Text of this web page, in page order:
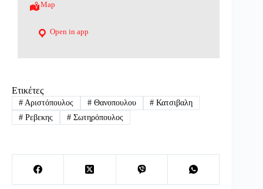
Map
Open in app
Ετικέτες
#Αριστόπουλος #Θανοπουλου # Κατσιβαλη
#Ρεβεκης #Σωτηρόπουλος